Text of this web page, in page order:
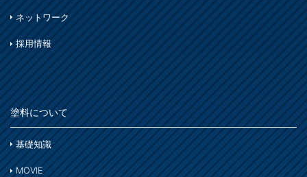
石材・タイル
木部
コンクリート基礎
門扉・手すり・ドア・雨戸
木部
鉄部
アルミ
ステンレス
窓枠・ドア・棚
木部
鉄部
アルミ
家具・電化製品
木部
ホビー・工作
トタン屋根
かわら屋根
コンクリート床・アスファルト
外壁・塀
ガーデン木部
は
ま
や
ら
わ
ネットワーク
採用情報
塗料について
基礎知識
MOVIE